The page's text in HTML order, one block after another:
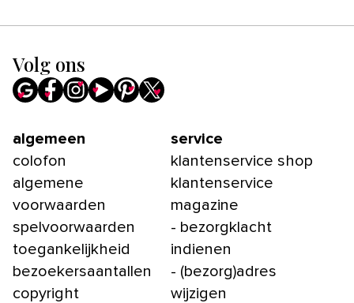
Volg ons
algemeen
colofon
algemene
voorwaarden
spelvoorwaarden
toegankelijkheid
bezoekersaantallen
copyright
service
klantenservice shop
klantenservice
magazine
- bezorgklacht
indienen
- (bezorg)adres
wijzigen